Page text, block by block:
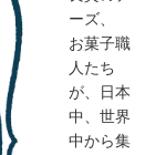
ーズ、
お菓子職
人たち
が、日本
中、世界
中から集